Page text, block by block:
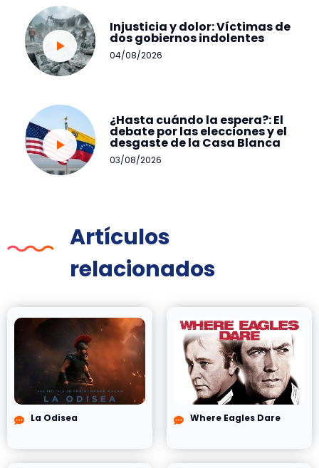
Injusticia y dolor: Víctimas de
dos gobiernos indolentes
04/08/2026
¿Hasta cuándo la espera?: El
debate por las elecciones y el
desgaste de la Casa Blanca
03/08/2026
Artículos
relacionados
La Odisea Where Eagles Dare